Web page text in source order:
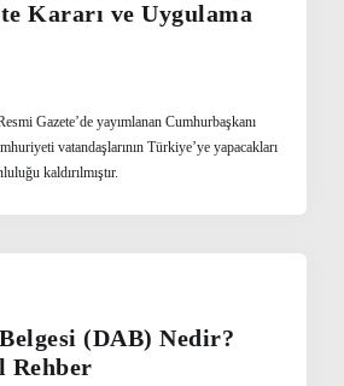
Kararı ve Uygulama
Gazete’de yayımlanan Cumhurbaşkanı
vatandaşlarının Türkiye’ye yapacakları
kaldırılmıştır.
(DAB) Nedir?
Rehber